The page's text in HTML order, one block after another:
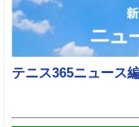
テニス365ニュース